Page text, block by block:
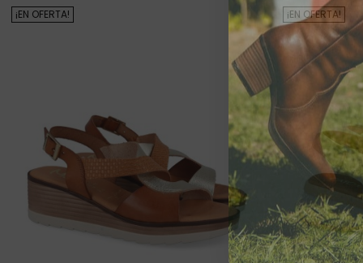
¡EN OFERTA! ¡EN OFERTA!